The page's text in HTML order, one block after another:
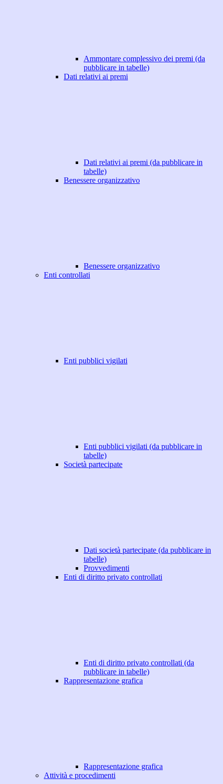
Ammontare complessivo dei premi (da
pubblicare in tabelle)
Dati relativi ai premi
Dati relativi ai premi (da pubblicare in
tabelle)
Benessere organizzativo
Benessere organizzativo
Enti controllati
Enti pubblici vigilati
Enti pubblici vigilati (da pubblicare in
tabelle)
Società partecipate
Dati società partecipate (da pubblicare in
tabelle)
Provvedimenti
Enti di diritto privato controllati
Enti di diritto privato controllati (da
pubblicare in tabelle)
Rappresentazione grafica
Rappresentazione grafica
Attività e procedimenti